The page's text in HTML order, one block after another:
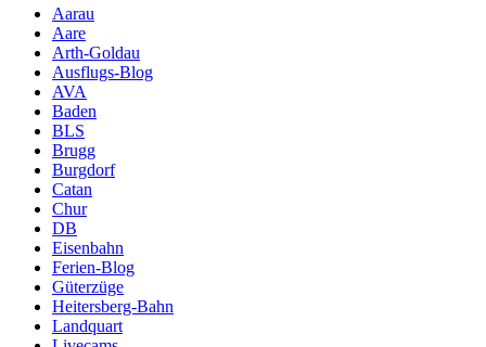
Aarau
Aare
Arth-Goldau
Ausflugs-Blog
AVA
Baden
BLS
Brugg
Burgdorf
Catan
Chur
DB
Eisenbahn
Ferien-Blog
Güterzüge
Heitersberg-Bahn
Landquart